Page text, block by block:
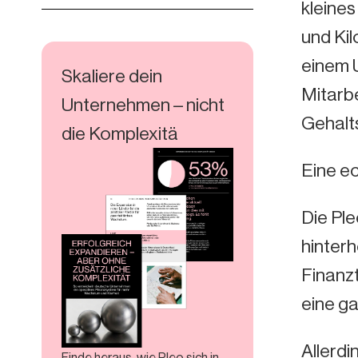
Skaliere dein
Unternehmen – nicht
die Komplexitä
und
einem
Eine
Die
eine